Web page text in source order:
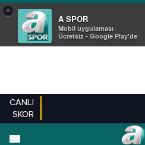
×
A SPOR
Mobil uygulaması
Ücretsiz - Google Play'de
CANLI
SKOR